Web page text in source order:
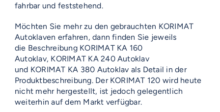
fahrbar und feststehend.
Möchten Sie mehr zu den gebrauchten KORIMAT
Autoklaven erfahren, dann finden Sie jeweils
die Beschreibung KORIMAT KA 160
Autoklav, KORIMAT KA 240 Autoklav
und KORIMAT KA 380 Autoklav als Detail in der
Produktbeschreibung. Der KORIMAT 120 wird heute
nicht mehr hergestellt, ist jedoch gelegentlich
weiterhin auf dem Markt verfügbar.